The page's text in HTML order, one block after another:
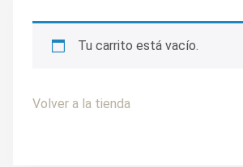
Tu carrito está vacío.
Volver a la tienda